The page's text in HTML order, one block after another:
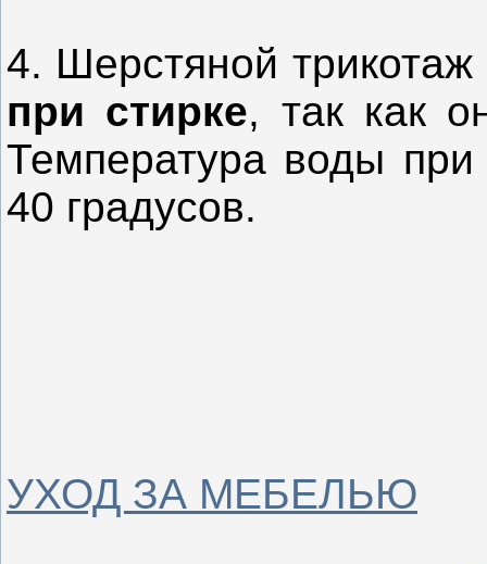
4. Шерстяной трикотаж
при стирке, так как
Температура воды
40 градусов.
УХОД ЗА МЕБЕЛЬЮ